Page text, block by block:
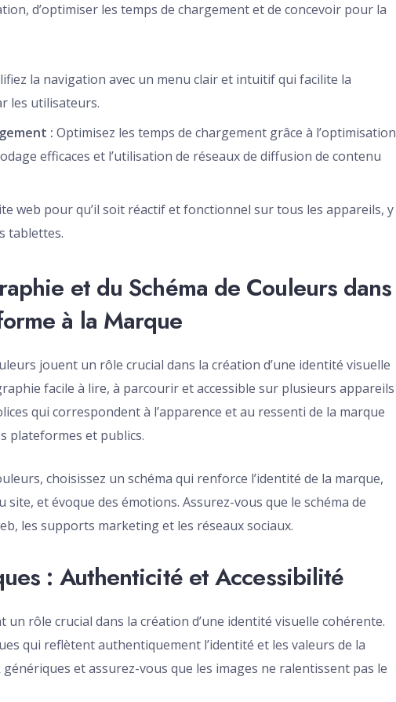
d’optimiser les temps de chargement et de concevoir pour la
la navigation avec un menu clair et intuitif qui facilite la
les utilisateurs.
: Optimisez les temps de chargement grâce à l’optimisation
efficaces et l’utilisation de réseaux de diffusion de contenu
web pour qu’il soit réactif et fonctionnel sur tous les appareils, y
tablettes.
et du Schéma de Couleurs dans
à la Marque
jouent un rôle crucial dans la création d’une identité visuelle
facile à lire, à parcourir et accessible sur plusieurs appareils
qui correspondent à l’apparence et au ressenti de la marque
plateformes et publics.
choisissez un schéma qui renforce l’identité de la marque,
et évoque des émotions. Assurez-vous que le schéma de
les supports marketing et les réseaux sociaux.
: Authenticité et Accessibilité
un rôle crucial dans la création d’une identité visuelle cohérente.
qui reflètent authentiquement l’identité et les valeurs de la
et assurez-vous que les images ne ralentissent pas le